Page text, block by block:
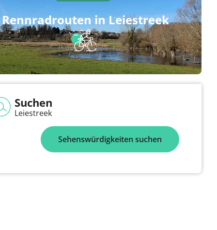
Rennradrouten in Leiestreek
Suchen
Leiestreek
Sehenswürdigkeiten suchen